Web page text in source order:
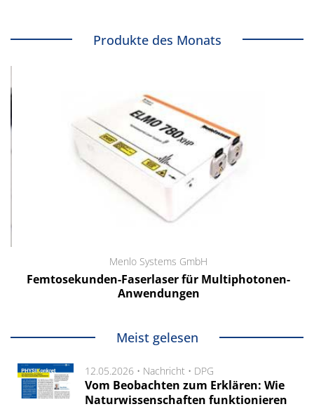
Produkte des Monats
Menlo Systems GmbH
Femtosekunden-Faserlaser für Multiphotonen-
Anwendungen
Meist gelesen
12.05.2026 • Nachricht • DPG
Vom Beobachten zum Erklären: Wie
Naturwissenschaften funktionieren